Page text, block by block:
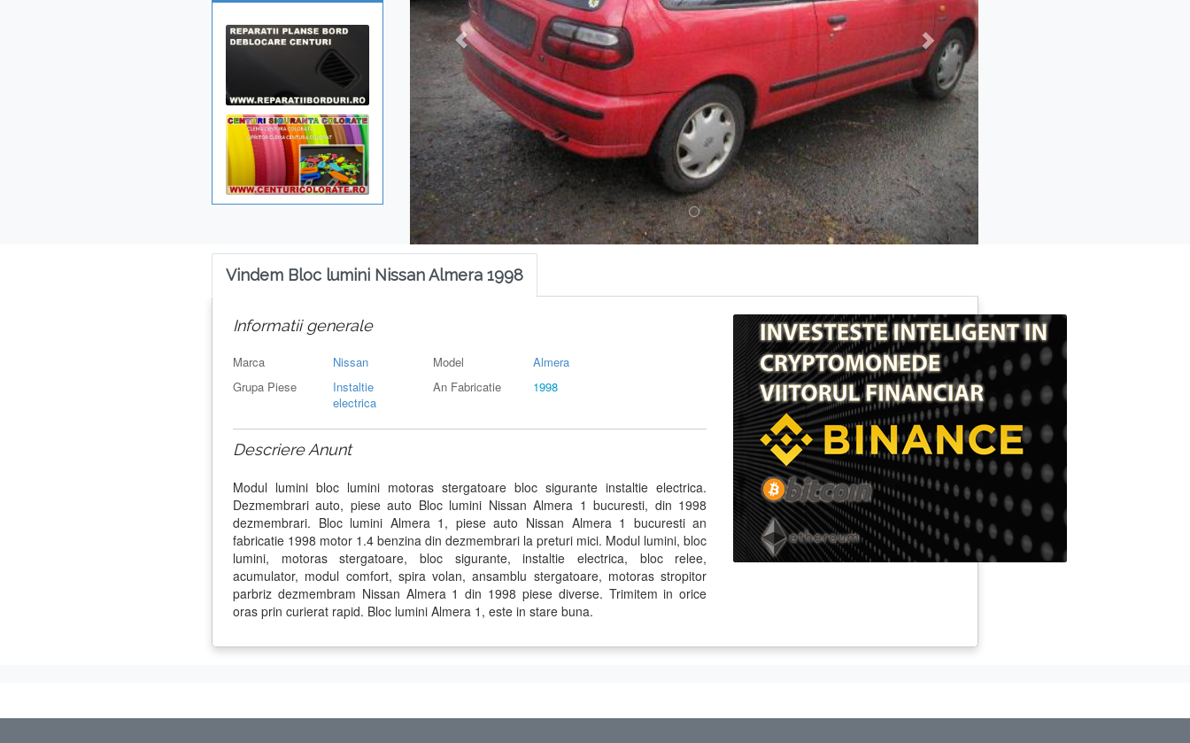
Vindem Bloc lumini Nissan Almera 1998
Informatii generale
Marca Nissan Model
Almera
Grupa Piese
Instaltie
electrica
An Fabricatie 1998
Descriere Anunt
Modul lumini bloc lumini motoras stergatoare bloc sigurante instaltie electrica.
Dezmembrari auto, piese auto Bloc lumini Nissan Almera 1 bucuresti, din 1998
dezmembrari. Bloc lumini Almera 1, piese auto Nissan Almera 1 bucuresti an
fabricatie 1998 motor 1.4 benzina din dezmembrari la preturi mici. Modul lumini, bloc
lumini, motoras stergatoare, bloc sigurante, instaltie electrica, bloc relee,
acumulator, modul comfort, spira volan, ansamblu stergatoare, motoras stropitor
parbriz dezmembram Nissan Almera 1 din 1998 piese diverse. Trimitem in orice
oras prin curierat rapid. Bloc lumini Almera 1, este in stare buna.